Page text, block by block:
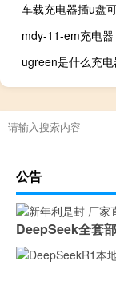
车载充电器插u盘
mdy-11-em充电器
ugreen是什么充电
公告
DeepSeek全套